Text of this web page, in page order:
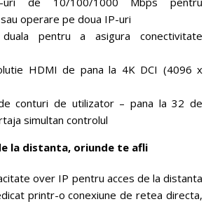
operare pe doua IP-uri
duala pentru a asigura conectivitate
HDMI de pana la 4K DCI (4096 x
conturi de utilizator – pana la 32 de
simultan controlul
la distanta, oriunde te afli
over IP pentru acces de la distanta
printr-o conexiune de retea directa,